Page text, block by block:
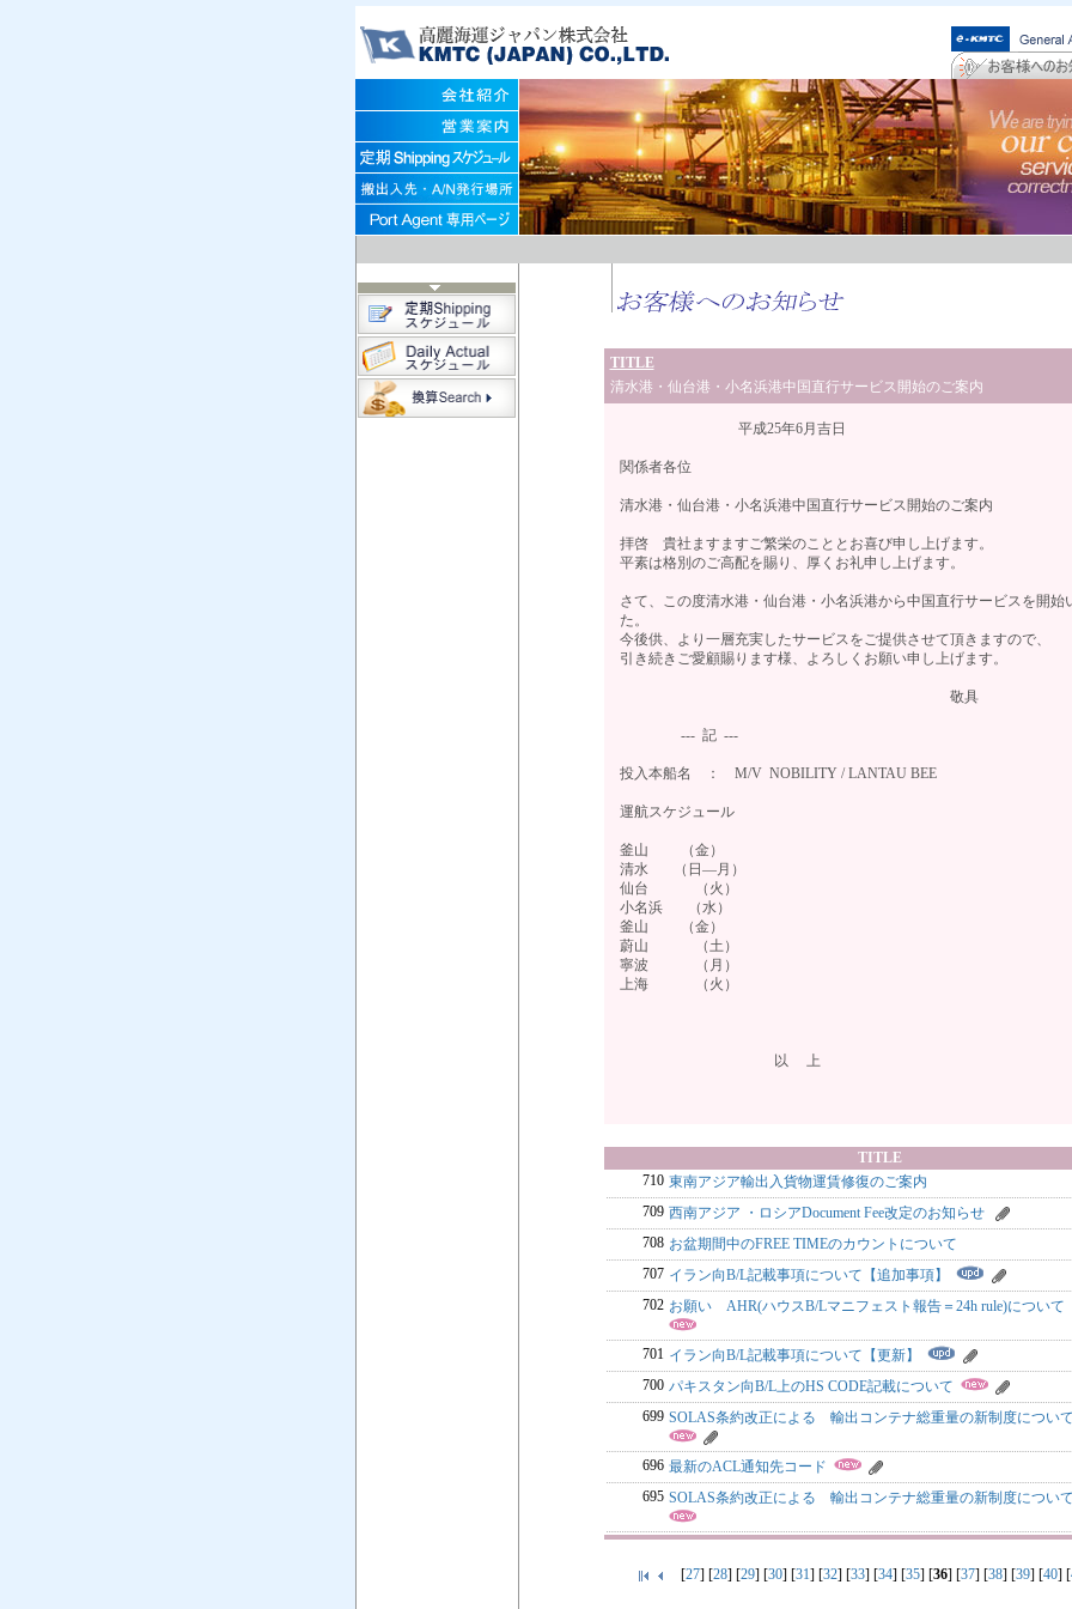
TITLE
清水港・仙台港・小名浜港中国直行サービス開始のご案内
平成25年6月吉日
関係者各位
清水港・仙台港・小名浜港中国直行サービス開始のご案内
拝啓 貴社ますますご繁栄のこととお喜び申し上げます。
平素は格別のご高配を賜り、厚くお礼申し上げます。
さて、この度清水港・仙台港・小名浜港から中国直行サービスを開始
た。
今後供、より一層充実したサービスをご提供させて頂きますので、
引き続きご愛顧賜ります様、よろしくお願い申し上げます。
敬具
--- 記 ---
投入本船名 ： M/V NOBILITY / LANTAU BEE
運航スケジュール
釜山 （金）
清水 （日―月）
仙台 （火）
小名浜 （水）
釜山 （金）
蔚山 （土）
寧波 （月）
上海 （火）
以 上
TITLE
710 東南アジア輸出入貨物運賃修復のご案内
709 西南アジア ・ロシアDocument Fee改定のお知らせ
708 お盆期間中のFREE TIMEのカウントについて
707 イラン向B/L記載事項について【追加事項】
702 お願い AHR(ハウスB/Lマニフェスト報告＝24h rule)について
701 イラン向B/L記載事項について【更新】
700 パキスタン向B/L上のHS CODE記載について
699 SOLAS条約改正による 輸出コンテナ総重量の新制度につい
696 最新のACL通知先コード
695 SOLAS条約改正による 輸出コンテナ総重量の新制度につい
[27] [28] [29] [30] [31] [32] [33] [34] [35] [36] [37] [38] [39] [40] [